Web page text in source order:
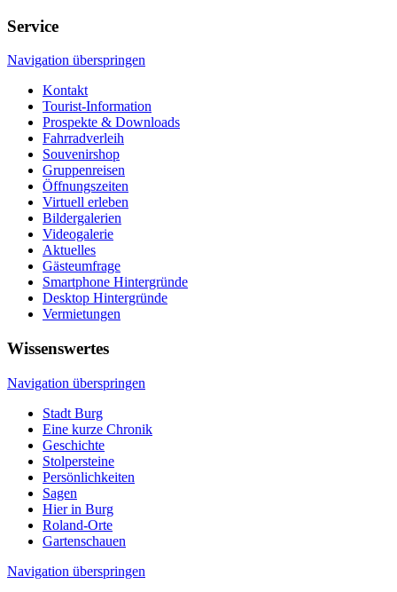
Service
Navigation überspringen
Kontakt
Tourist-Information
Prospekte & Downloads
Fahrradverleih
Souvenirshop
Gruppenreisen
Öffnungszeiten
Virtuell erleben
Bildergalerien
Videogalerie
Aktuelles
Gästeumfrage
Smartphone Hintergründe
Desktop Hintergründe
Vermietungen
Wissenswertes
Navigation überspringen
Stadt Burg
Eine kurze Chronik
Geschichte
Stolpersteine
Persönlichkeiten
Sagen
Hier in Burg
Roland-Orte
Gartenschauen
Navigation überspringen